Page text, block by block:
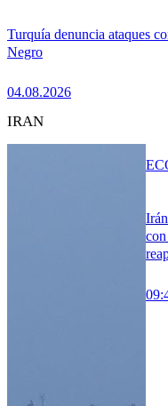
Turquía denuncia ataques
Negro
04.08.2026
IRAN